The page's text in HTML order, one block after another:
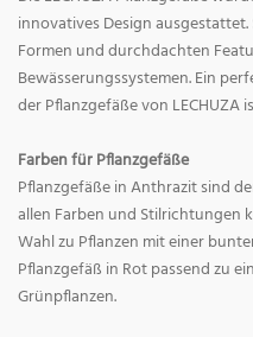
innovatives Design
Formen und durchdachten
Bewässerungssystemen. Ein
der Pflanzgefäße von LECHUZA
Farben für Pflanzgefäße
Pflanzgefäße in Anthrazit sind
allen Farben und Stilrichtungen
Wahl zu Pflanzen mit einer
Pflanzgefäß in Rot passend zu
Grünpflanzen.